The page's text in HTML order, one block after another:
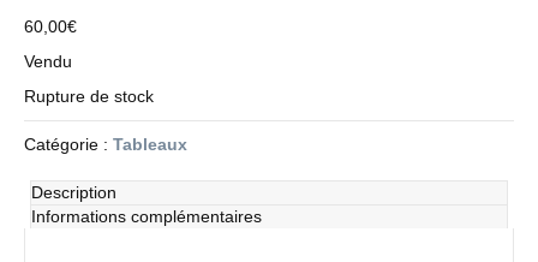
60,00€
Vendu
Rupture de stock
Catégorie : Tableaux
Description
Informations complémentaires